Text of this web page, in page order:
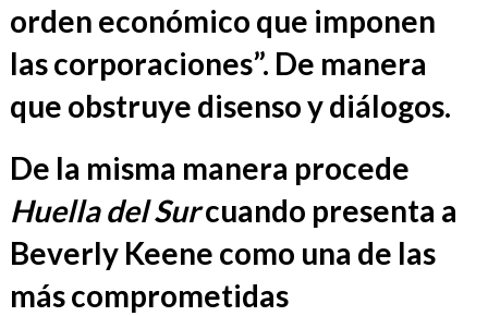
orden económico que imponen
las corporaciones”. De manera
que obstruye disenso y diálogos.
De la misma manera procede
Huella del Surcuando presenta a
Beverly Keene como una de las
más comprometidas